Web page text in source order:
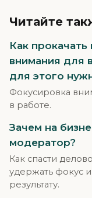
Читайте
Как
внимания для
для этого
Фокусировка
в работе.
Зачем на
модератор?
Как спасти
удержать фокус
результату.